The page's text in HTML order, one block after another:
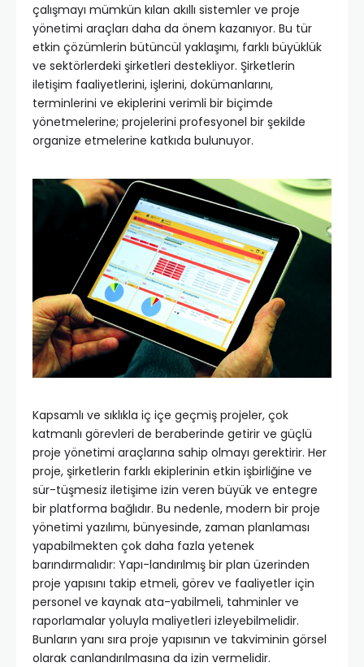
çalışmayı mümkün kılan akıllı sistemler ve proje
yönetimi araçları daha da önem kazanıyor. Bu tür
etkin çözümlerin bütüncül yaklaşımı, farklı büyüklük
ve sektörlerdeki şirketleri destekliyor. Şirketlerin
iletişim faaliyetlerini, işlerini, dokümanlarını,
terminlerini ve ekiplerini verimli bir biçimde
yönetmelerine; projelerini profesyonel bir şekilde
organize etmelerine katkıda bulunuyor.
Kapsamlı ve sıklıkla iç içe geçmiş projeler, çok
katmanlı görevleri de beraberinde getirir ve güçlü
proje yönetimi araçlarına sahip olmayı gerektirir. Her
proje, şirketlerin farklı ekiplerinin etkin işbirliğine ve
sür-tüşmesiz iletişime izin veren büyük ve entegre
bir platforma bağlıdır. Bu nedenle, modern bir proje
yönetimi yazılımı, bünyesinde, zaman planlaması
yapabilmekten çok daha fazla yetenek
barındırmalıdır: Yapı-landırılmış bir plan üzerinden
proje yapısını takip etmeli, görev ve faaliyetler için
personel ve kaynak ata-yabilmeli, tahminler ve
raporlamalar yoluyla maliyetleri izleyebilmelidir.
Bunların yanı sıra proje yapısının ve takviminin görsel
olarak canlandırılmasına da izin vermelidir.